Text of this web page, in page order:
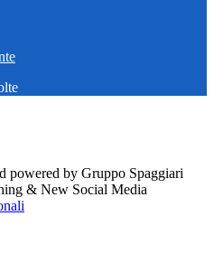
powered by Gruppo Spaggiari
& New Social Media